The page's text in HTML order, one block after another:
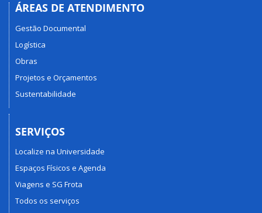
ÁREAS DE ATENDIMENTO
Gestão Documental
Logística
Obras
Projetos e Orçamentos
Sustentabilidade
SERVIÇOS
Localize na Universidade
Espaços Físicos e Agenda
Viagens e SG Frota
Todos os serviços